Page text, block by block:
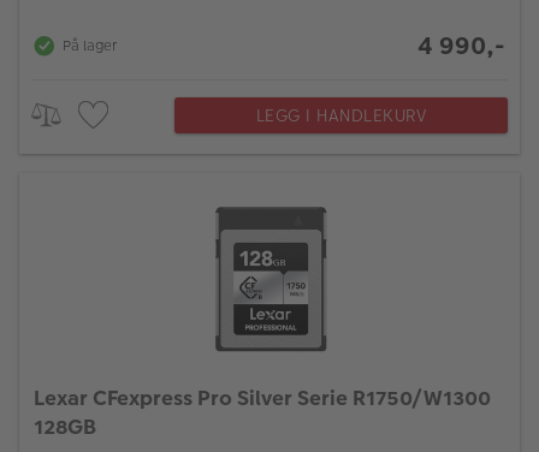
På lager 4 990,-
LEGG I HANDLEKURV
Lexar CFexpress Pro Silver Serie R1750/W1300
128GB